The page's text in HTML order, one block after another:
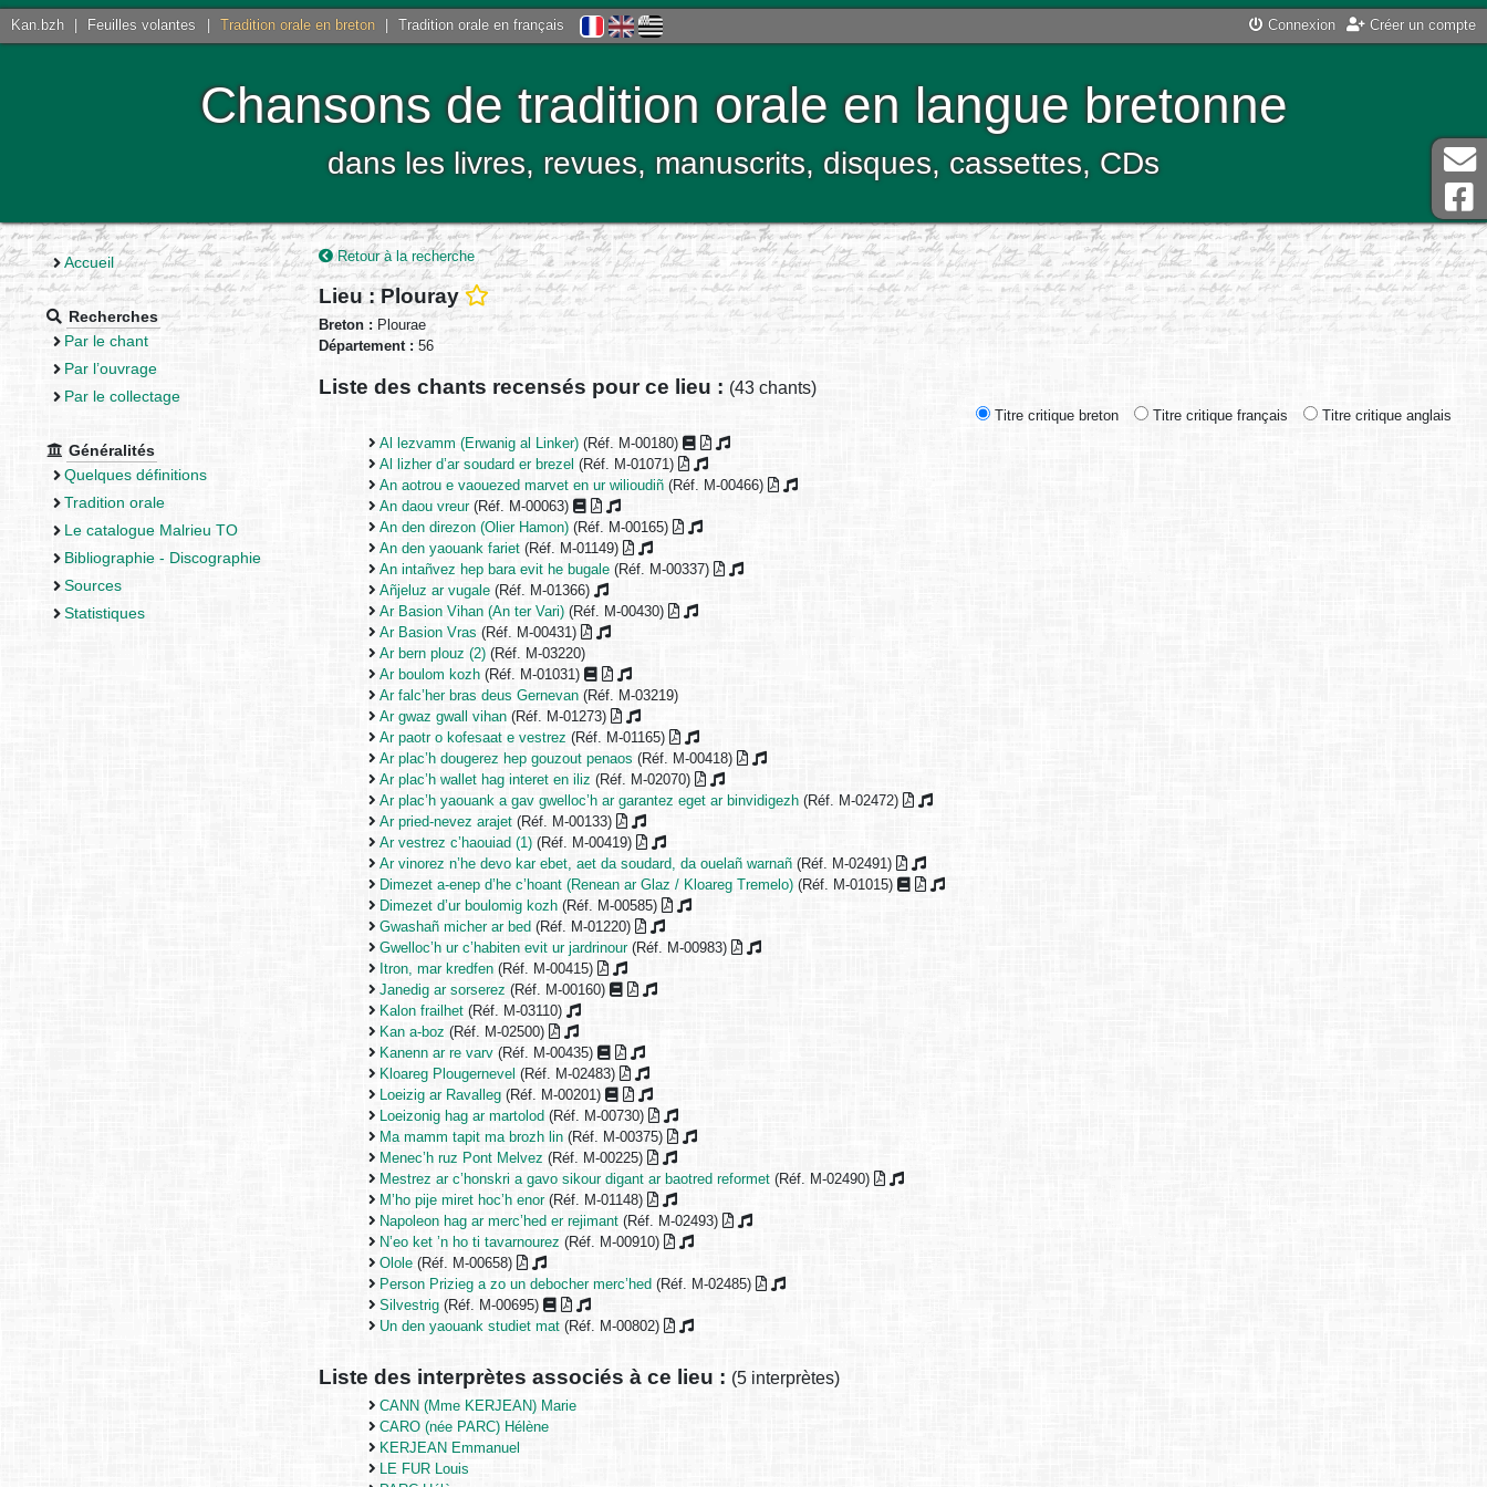
Kan.bzh Feuilles volantes Tradition orale en breton Tradition orale en français Connexion Créer un compte
Chansons de tradition orale en langue bretonne
dans les livres, revues, manuscrits, disques, cassettes, CDs
Accueil
Recherches
Par le chant
Par l’ouvrage
Par le collectage
Généralités
Quelques définitions
Tradition orale
Le catalogue Malrieu TO
Bibliographie - Discographie
Sources
Statistiques
Retour à la recherche
Lieu : Plouray
Breton : Plourae
Département : 56
Liste des chants recensés pour ce lieu : (43 chants)
Titre critique breton Titre critique français
Titre critique anglais
Al lezvamm (Erwanig al Linker) (Réf. M-00180)
Al lizher d’ar soudard er brezel (Réf. M-01071)
An aotrou e vaouezed marvet en ur wilioudiñ (Réf. M-00466)
An daou vreur(Réf. M-00063)
An den direzon (Olier Hamon) (Réf. M-00165)
An den yaouank fariet (Réf. M-01149)
An intañvez hep bara evit he bugale (Réf. M-00337)
Añjeluz ar vugale (Réf. M-01366)
Ar Basion Vihan (An ter Vari) (Réf. M-00430)
Ar Basion Vras (Réf. M-00431)
Ar bern plouz (2) (Réf. M-03220)
Ar boulom kozh (Réf. M-01031)
Ar falc’her bras deus Gernevan (Réf. M-03219)
Ar gwaz gwall vihan (Réf. M-01273)
Ar paotr o kofesaat e vestrez (Réf. M-01165)
Ar plac’h dougerez hep gouzout penaos (Réf. M-00418)
Ar plac’h wallet hag interet en iliz (Réf. M-02070)
Ar plac’h yaouank a gav gwelloc’h ar garantez eget ar binvidigezh (Réf. M-02472)
Ar pried-nevez arajet (Réf. M-00133)
Ar vestrez c’haouiad (1) (Réf. M-00419)
Ar vinorez n’he devo kar ebet, aet da soudard, da ouelañ warnañ (Réf. M-02491)
Dimezet a-enep d’he c’hoant (Renean ar Glaz / Kloareg Tremelo) (Réf. M-01015)
Dimezet d’ur boulomig kozh (Réf. M-00585)
Gwashañ micher ar bed (Réf. M-01220)
Gwelloc’h ur c’habiten evit ur jardrinour(Réf. M-00983)
Itron, mar kredfen (Réf. M-00415)
Janedig ar sorserez (Réf. M-00160)
Kalon frailhet (Réf. M-03110)
Kan a-boz (Réf. M-02500)
Kanenn ar re varv (Réf. M-00435)
Kloareg Plougernevel (Réf. M-02483)
Loeizig ar Ravalleg (Réf. M-00201)
Loeizonig hag ar martolod (Réf. M-00730)
Ma mamm tapit ma brozh lin (Réf. M-00375)
Menec’h ruz Pont Melvez (Réf. M-00225)
Mestrez ar c’honskri a gavo sikour digant ar baotred reformet (Réf. M-02490)
M’ho pije miret hoc’h enor(Réf. M-01148)
Napoleon hag ar merc’hed er rejimant (Réf. M-02493)
N’eo ket ’n ho ti tavarnourez (Réf. M-00910)
Olole (Réf. M-00658)
Person Prizieg a zo un debocher merc’hed (Réf. M-02485)
Silvestrig (Réf. M-00695)
Un den yaouank studiet mat (Réf. M-00802)
Liste des interprètes associés à ce lieu : (5 interprètes)
CANN (Mme KERJEAN) Marie
CARO (née PARC) Hélène
KERJEAN Emmanuel
LE FUR Louis